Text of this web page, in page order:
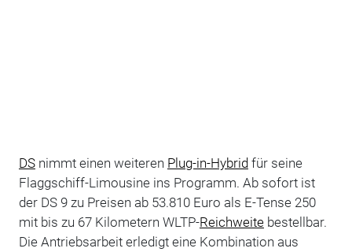
DSnimmt einen weiteren Plug-in-Hybridfür seine
Flaggschiff-Limousine ins Programm. Ab sofort ist
der DS 9 zu Preisen ab 53.810 Euro als E-Tense 250
mit bis zu 67 Kilometern WLTP-Reichweitebestellbar.
Die Antriebsarbeit erledigt eine Kombination aus